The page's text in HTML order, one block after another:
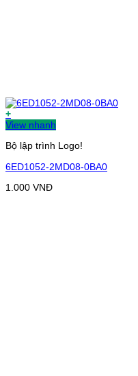
+
View nhanh
Bộ lập trình Logo!
6ED1052-2MD08-0BA0
1.000 VNĐ